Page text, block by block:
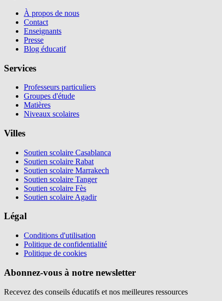
À propos de nous
Contact
Enseignants
Presse
Blog éducatif
Services
Professeurs particuliers
Groupes d'étude
Matières
Niveaux scolaires
Villes
Soutien scolaire Casablanca
Soutien scolaire Rabat
Soutien scolaire Marrakech
Soutien scolaire Tanger
Soutien scolaire Fès
Soutien scolaire Agadir
Légal
Conditions d'utilisation
Politique de confidentialité
Politique de cookies
Abonnez-vous à notre newsletter
Recevez des conseils éducatifs et nos meilleures ressources